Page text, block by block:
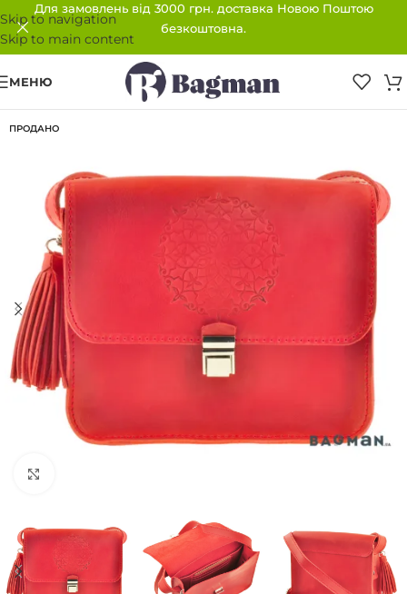
Skip to navigation
Skip to main content
Для замовлень від 3000 грн. доставка Новою Поштою
безкоштовна.
МЕНЮ
ПРОДАНО